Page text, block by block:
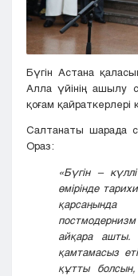
Бүгін Астана
Алла үйінің ашылу
қоғам қайраткерлері
Салтанаты шарада
Ораз:
«Бүгін –
өмірінде
постмодернизм
айқара ашты.
қамтамасыз
құтты